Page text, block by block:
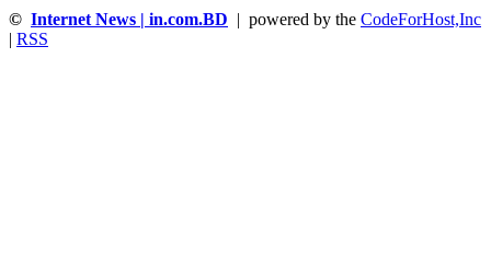
© Internet News | in.com.BD | powered by the CodeForHost,Inc
RSS